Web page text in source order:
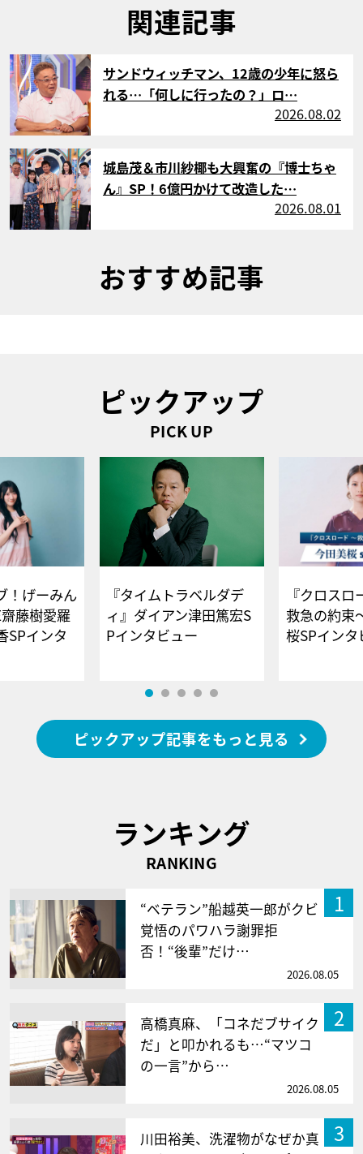
関連記事
サムネイル
サンドウィッチマン、12歳の少年に怒ら
れる…「何しに行ったの？」ロ…
2026.08.02
サムネイル
城島茂＆市川紗椰も大興奮の『博士ちゃ
ん』SP！6億円かけて改造した…
2026.08.01
おすすめ記事
ピックアップ
PICK UP
！げーみん
藤樹愛羅
SPインタ
『タイムトラベルダデ
ィ』ダイアン津田篤宏S
Pインタビュー
『クロス
救急の約束
桜SPイ
ピックアップ記事をもっと見る
ランキング
RANKING
1
“ベテラン”船越英一郎がクビ
覚悟のパワハラ謝罪拒
否！“後輩”だけ…
2026.08.05
2
高橋真麻、「コネだブサイク
だ」と叩かれるも…“マツコ
の一言”から…
2026.08.05
3
川田裕美、洗濯物がなぜか真